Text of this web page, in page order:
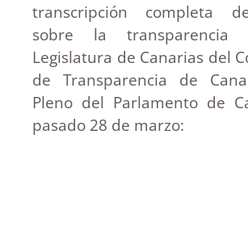
transcripción completa
sobre la
Legislatura de Canarias del
de Transparencia de
Pleno del Parlamento de
pasado 28 de marzo: